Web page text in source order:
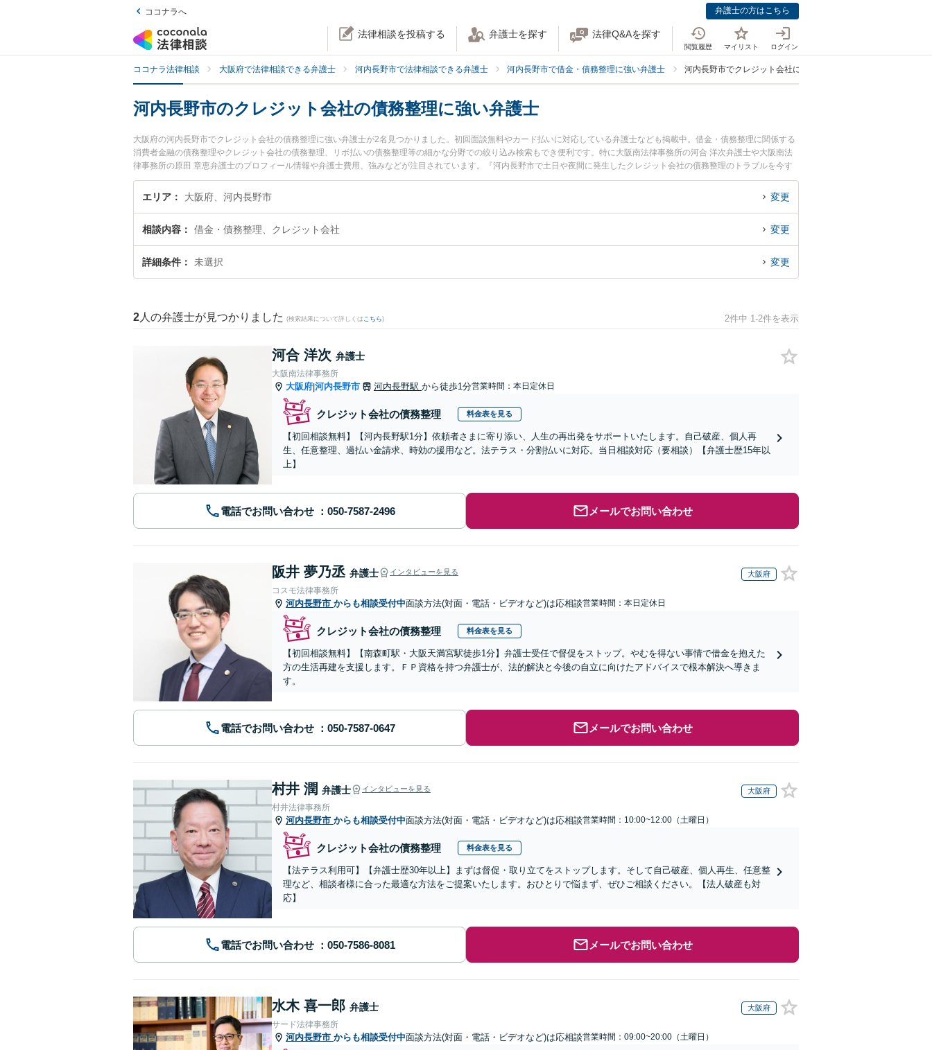
ココナラへ 弁護士の方はこちら
法律相談を投稿する 弁護士を探す 法律Q&Aを探す
閲覧履歴 マイリスト ログイン
ココナラ法律相談 大阪府で法律相談できる弁護士 河内長野市で法律相談できる弁護士 河内長野市で借金・債務整理に強い弁護士 河内長野市でクレジット会社に強い弁護士
河内長野市のクレジット会社の債務整理に強い弁護士
大阪府の河内長野市でクレジット会社の債務整理に強い弁護士が2名見つかりました。初回面談無料やカード払いに対応している弁護士なども掲載中。借金・債務整理に関係する
消費者金融の債務整理やクレジット会社の債務整理、リボ払いの債務整理等の細かな分野での絞り込み検索もでき便利です。特に大阪南法律事務所の河合 洋次弁護士や大阪南法
律事務所の原田 章恵弁護士のプロフィール情報や弁護士費用、強みなどが注目されています。『河内長野市で土日や夜間に発生したクレジット会社の債務整理のトラブルを今す
ぐに弁護士に相談したい』『クレジット会社の債務整理のトラブル解決の実績豊富な近くの弁護士を検索したい』『初回相談無料でクレジット会社の債務整理を法律相談できる河
内長野市内の弁護士に相談予約したい』などでお困りの相談者さんにおすすめです。
エリア 大阪府、河内長野市 変更
相談内容 借金・債務整理、クレジット会社 変更
詳細条件 未選択 変更
2 人の弁護士が見つかりました (検索結果について詳しくは こちら) 2件中 1-2件を表示
河合 洋次 弁護士
大阪南法律事務所
大阪府|河内長野市 河内長野駅 から徒歩1分営業時間：本日定休日
クレジット会社の債務整理 料金表を見る
【初回相談無料】【河内長野駅1分】依頼者さまに寄り添い、人生の再出発をサポートいたします。自己破産、個人再
生、任意整理、過払い金請求、時効の援用など。法テラス・分割払いに対応。当日相談対応（要相談）【弁護士歴15年以
上】
電話でお問い合わせ メールでお問い合わせ
阪井 夢乃丞 弁護士 インタビューを見る 大阪府
コスモ法律事務所
河内長野市 からも相談受付中面談方法(対面・電話・ビデオなど)は応相談営業時間：本日定休日
クレジット会社の債務整理 料金表を見る
【初回相談無料】【南森町駅・大阪天満宮駅徒歩1分】弁護士受任で督促をストップ。やむを得ない事情で借金を抱えた
方の生活再建を支援します。ＦＰ資格を持つ弁護士が、法的解決と今後の自立に向けたアドバイスで根本解決へ導きま
す。
電話でお問い合わせ メールでお問い合わせ
村井 潤 弁護士 インタビューを見る 大阪府
村井法律事務所
河内長野市 からも相談受付中面談方法(対面・電話・ビデオなど)は応相談営業時間：10:00~12:00（土曜日）
クレジット会社の債務整理 料金表を見る
【法テラス利用可】【弁護士歴30年以上】まずは督促・取り立てをストップします。そして自己破産、個人再生、任意整
理など、相談者様に合った最適な方法をご提案いたします。おひとりで悩まず、ぜひご相談ください。【法人破産も対
応】
電話でお問い合わせ メールでお問い合わせ
水木 喜一郎 弁護士 大阪府
サード法律事務所
河内長野市 からも相談受付中面談方法(対面・電話・ビデオなど)は応相談営業時間：09:00~20:00（土曜日）